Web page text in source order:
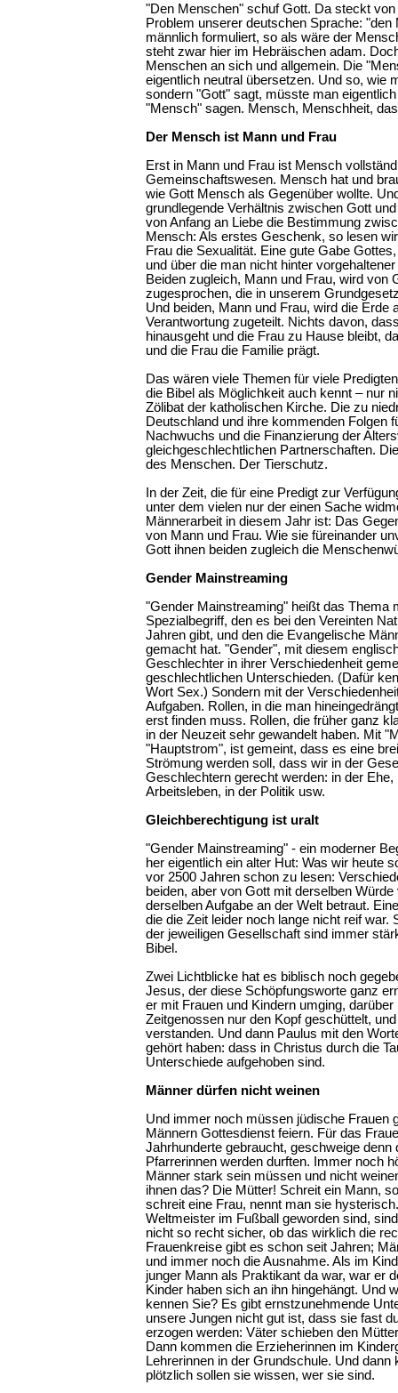
"Den Menschen" schuf Gott. Da steckt
Problem unserer deutschen Sprache: "den
männlich formuliert, so als wäre der
steht zwar hier im Hebräischen adam.
Menschen an sich und allgemein. Die
eigentlich neutral übersetzen. Und so, wie
sondern "Gott" sagt, müsste man
"Mensch" sagen. Mensch, Menschheit,
Der Mensch ist Mann und Frau
Erst in Mann und Frau ist Mensch
Gemeinschaftswesen. Mensch hat und
wie Gott Mensch als Gegenüber wollte.
grundlegende Verhältnis zwischen Gott
von Anfang an Liebe die Bestimmung
Mensch: Als erstes Geschenk, so lesen
Frau die Sexualität. Eine gute Gabe
und über die man nicht hinter
Beiden zugleich, Mann und Frau, wird von
zugesprochen, die in unserem
Und beiden, Mann und Frau, wird die Erde
Verantwortung zugeteilt. Nichts davon,
hinausgeht und die Frau zu Hause bleibt,
und die Frau die Familie prägt.
Das wären viele Themen für viele
die Bibel als Möglichkeit auch kennt – nur
Zölibat der katholischen Kirche. Die zu
Deutschland und ihre kommenden Folgen
Nachwuchs und die Finanzierung der
gleichgeschlechtlichen Partnerschaften.
des Menschen. Der Tierschutz.
In der Zeit, die für eine Predigt zur
unter dem vielen nur der einen Sache
Männerarbeit in diesem Jahr ist: Das
von Mann und Frau. Wie sie füreinander
Gott ihnen beiden zugleich die
Gender Mainstreaming
"Gender Mainstreaming" heißt das Thema
Spezialbegriff, den es bei den Vereinten
Jahren gibt, und den die Evangelische
gemacht hat. "Gender", mit diesem
Geschlechter in ihrer Verschiedenheit
geschlechtlichen Unterschieden. (Dafür
Wort Sex.) Sondern mit der
Aufgaben. Rollen, in die man
erst finden muss. Rollen, die früher ganz
in der Neuzeit sehr gewandelt haben. Mit
"Hauptstrom", ist gemeint, dass es eine
Strömung werden soll, dass wir in der
Geschlechtern gerecht werden: in der Ehe,
Arbeitsleben, in der Politik usw.
Gleichberechtigung ist uralt
"Gender Mainstreaming" - ein moderner
her eigentlich ein alter Hut: Was wir heute
vor 2500 Jahren schon zu lesen:
beiden, aber von Gott mit derselben
derselben Aufgabe an der Welt betraut.
die die Zeit leider noch lange nicht reif war.
der jeweiligen Gesellschaft sind immer
Bibel.
Zwei Lichtblicke hat es biblisch noch
Jesus, der diese Schöpfungsworte ganz
er mit Frauen und Kindern umging, darüber
Zeitgenossen nur den Kopf geschüttelt,
verstanden. Und dann Paulus mit den
gehört haben: dass in Christus durch die
Unterschiede aufgehoben sind.
Männer dürfen nicht weinen
Und immer noch müssen jüdische Frauen
Männern Gottesdienst feiern. Für das
Jahrhunderte gebraucht, geschweige denn
Pfarrerinnen werden durften. Immer noch
Männer stark sein müssen und nicht
ihnen das? Die Mütter! Schreit ein Mann,
schreit eine Frau, nennt man sie
Weltmeister im Fußball geworden sind,
nicht so recht sicher, ob das wirklich die
Frauenkreise gibt es schon seit Jahren;
und immer noch die Ausnahme. Als im
junger Mann als Praktikant da war, war er
Kinder haben sich an ihn hingehängt. Und
kennen Sie? Es gibt ernstzunehmende
unsere Jungen nicht gut ist, dass sie fast
erzogen werden: Väter schieben den
Dann kommen die Erzieherinnen im
Lehrerinnen in der Grundschule. Und
plötzlich sollen sie wissen, wer sie sind.